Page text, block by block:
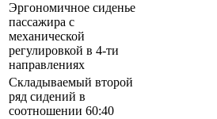
Эргономичное сиденье
пассажира с
механической
регулировкой в 4-ти
направлениях
Складываемый второй
ряд сидений в
соотношении 60:40